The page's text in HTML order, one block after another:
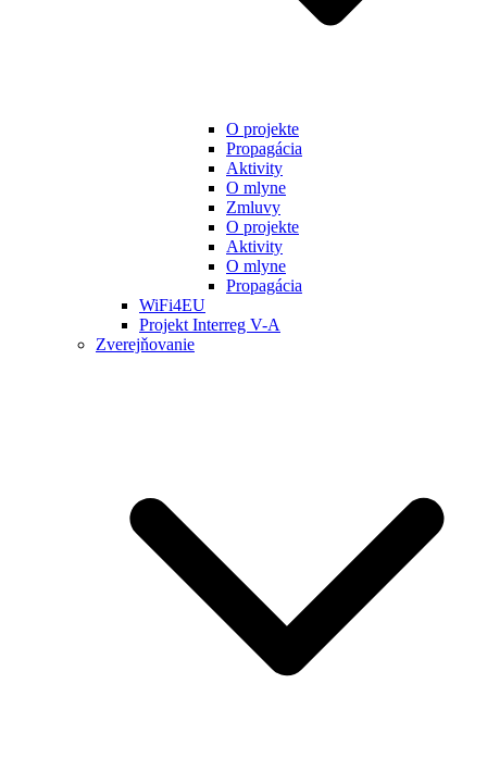
O projekte
Propagácia
Aktivity
O mlyne
Zmluvy
O projekte
Aktivity
O mlyne
Propagácia
WiFi4EU
Projekt Interreg V-A
Zverejňovanie